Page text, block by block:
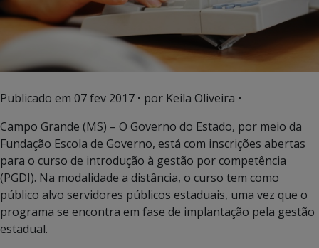
Publicado em 07 fev 2017 • por Keila Oliveira •
Campo Grande (MS) – O Governo do Estado, por meio da
Fundação Escola de Governo, está com inscrições abertas
para o curso de introdução à gestão por competência
(PGDI). Na modalidade a distância, o curso tem como
público alvo servidores públicos estaduais, uma vez que o
programa se encontra em fase de implantação pela gestão
estadual.